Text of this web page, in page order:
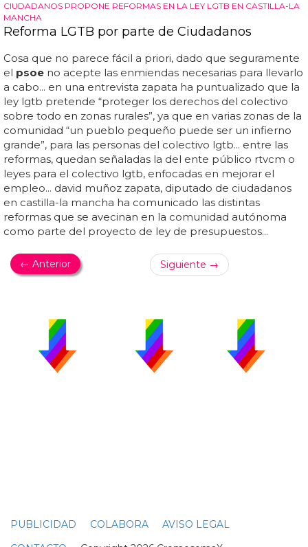
CIUDADANOS PROPONE REFORMAS EN LA LEY LGTB EN CASTILLA-LA
MANCHA
Reforma LGTB por parte de Ciudadanos
Cosa que no parece fácil a priori, dado que seguramente
el psoe no acepte las enmiendas necesarias para llevarlo
a cabo... en una entrevista zapata ha puntualizado que la
ley lgtb pretende “proteger los derechos del colectivo
sobre todo en zonas rurales”, ya que en varias zonas de la
comunidad “un pueblo pequeño puede ser un infierno
grande”, para las personas del colectivo lgtb... entre las
reformas, quedan señaladas la del ente público rtvcm o
leyes para el colectivo lgtb, enfocadas en mejorar el
empleo... david muñoz zapata, diputado de ciudadanos
en castilla-la mancha ha comunicado las distintas
reformas que se avecinan en la comunidad autónoma
como parte del proyecto de ley de presupuestos...
← Anterior Siguiente →
PUBLICIDAD COLABORA
AVISO LEGAL